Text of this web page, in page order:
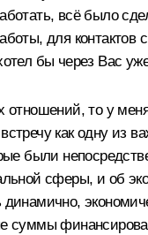
всё было
для
бы через Вас
отношений, то у
как одну из
были
сферы, и об
суммы